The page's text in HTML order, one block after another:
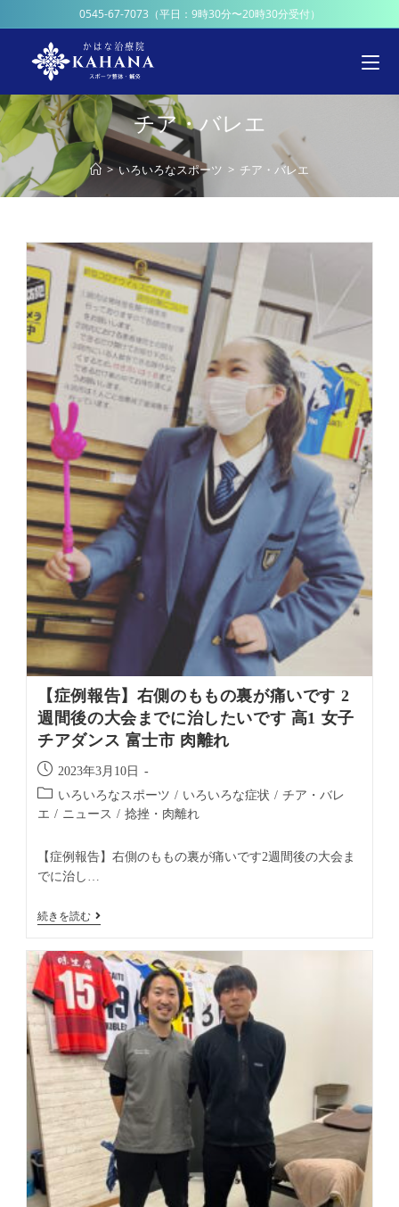
0545-67-7073 （平日：9時30分〜20時30分受付）
チア・バレエ
> いろいろなスポーツ > チア・バレエ
【症例報告】右側のももの裏が痛いです 2
週間後の大会までに治したいです 高1 女子
チアダンス 富士市 肉離れ
2023年3月10日
いろいろなスポーツ / いろいろな症状 / チア・バレ
エ / ニュース / 捻挫・肉離れ
【症例報告】右側のももの裏が痛いです2週間後の大会ま
でに治し…
続きを読む